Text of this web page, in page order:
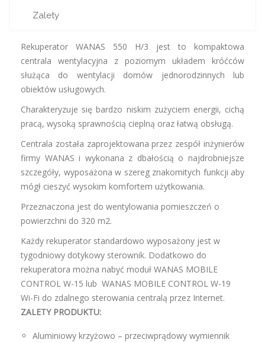
Zalety
Rekuperator WANAS 550 H/3 jest to kompaktowa
centrala wentylacyjna z poziomym układem króćców
służąca do wentylacji domów jednorodzinnych lub
obiektów usługowych.
Charakteryzuje się bardzo niskim zużyciem energii, cichą
pracą, wysoką sprawnością cieplną oraz łatwą obsługą.
Centrala została zaprojektowana przez zespół inżynierów
firmy WANAS i wykonana z dbałością o najdrobniejsze
szczegóły, wyposażona w szereg znakomitych funkcji aby
mógł cieszyć wysokim komfortem użytkowania.
Przeznaczona jest do wentylowania pomieszczeń o
powierzchni do 320 m2.
Każdy rekuperator standardowo wyposażony jest w
tygodniowy dotykowy sterownik. Dodatkowo do
rekuperatora można nabyć moduł WANAS MOBILE
CONTROL W-15 lub WANAS MOBILE CONTROL W-19
Wi-Fi do zdalnego sterowania centralą przez Internet.
ZALETY PRODUKTU:
Aluminiowy krzyżowo – przeciwprądowy wymiennik